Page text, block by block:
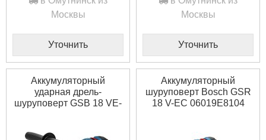
Москвы
Уточнить
Москвы
Уточнить
Аккумуляторный
ударная дрель-
шуруповерт GSB 18 VE-
Аккумуляторный
шуруповерт Bosch GSR
18 V-EC 06019E8104